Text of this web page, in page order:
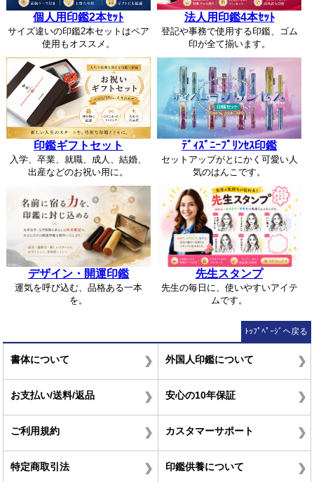
個人用印鑑2本ｾｯﾄ
サイズ違いの印鑑2本セットはペア
使用もオススメ。
法人用印鑑4本ｾｯﾄ
登記や事務で使用する印鑑、ゴム
印が全て揃います。
印鑑ギフトセット
入学、卒業、就職、成人、結婚、
出産などのお祝い用に。
ﾃﾞｨｽﾞﾆｰﾌﾟﾘﾝｾｽ印鑑
セットアップがとにかく可愛い人
気のはんこです。
デザイン・開運印鑑
運気を呼び込む、品格ある一本
を。
先生スタンプ
先生の毎日に、使いやすいアイテ
ムです。
ﾄｯﾌﾟﾍﾟｰｼﾞへ戻る
書体について 外国人印鑑について
お支払い/送料/返品 安心の10年保証
ご利用規約 カスタマーサポート
特定商取引法 印鑑供養について